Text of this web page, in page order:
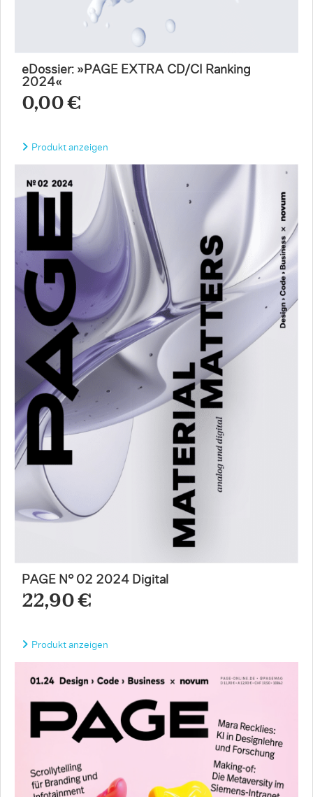
eDossier: »PAGE EXTRA CD/CI Ranking
2024«
0,00 €
Produkt anzeigen
PAGE N° 02 2024 Digital
22,90 €
Produkt anzeigen